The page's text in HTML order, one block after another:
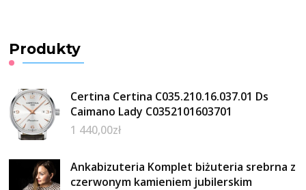
Produkty
Certina Certina C035.210.16.037.01 Ds
Caimano Lady C0352101603701
1 440,00zł
Ankabizuteria Komplet biżuteria srebrna z
czerwonym kamieniem jubilerskim